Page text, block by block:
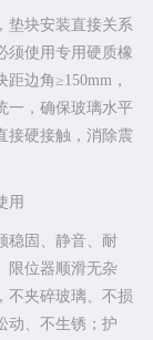
垫块安装直接关系
须使用专用硬质橡
边角≥150mm，
一，确保玻璃水平
接硬接触，消除震
用
稳固、静音、耐
限位器顺滑无杂
不夹碎玻璃、不损
动、不生锈；护